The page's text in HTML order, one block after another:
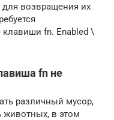
возвращения их
fn. Enabled \
fn не
различный мусор,
животных, в этом